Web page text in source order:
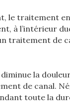
le traitement
à l’intérieur
traitement de
la
de canal.
toute la